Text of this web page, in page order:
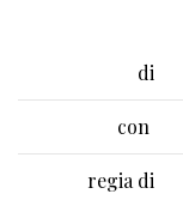
di
con
regia di